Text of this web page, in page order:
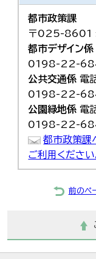
都市政策課
〒025-8601
都市デザイン係
0198-22-
公共交通係 電
0198-22-
公園緑地係 電
0198-22-
都市政策課
ご利用ください
前のペ